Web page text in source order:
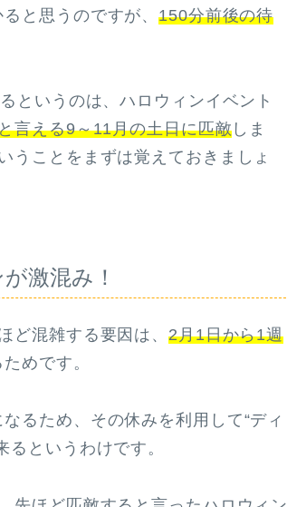
と思うのですが、150分前後の待
というのは、ハロウィンイベント
言える9～11月の土日に匹敵 しま
うことをまずは覚えておきましょ
激混み！
ど混雑する要因は、2月1日から1週
めです。
るため、その休みを利用して“ディ
というわけです。